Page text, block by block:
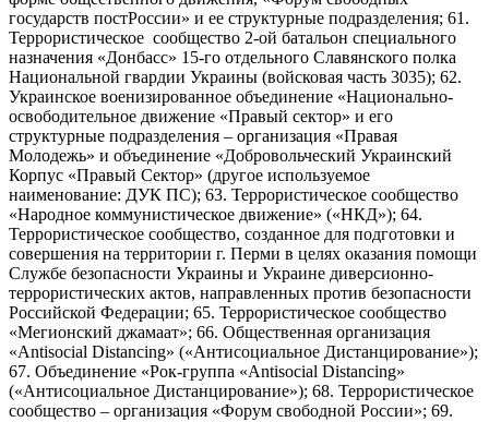
государств постРоссии» и ее структурные подразделения; 61.
Террористическое сообщество 2-ой батальон специального
назначения «Донбасс» 15-го отдельного Славянского полка
Национальной гвардии Украины (войсковая часть 3035); 62.
Украинское военизированное объединение «Национально-
освободительное движение «Правый сектор» и его
структурные подразделения – организация «Правая
Молодежь» и объединение «Добровольческий Украинский
Корпус «Правый Сектор» (другое используемое
наименование: ДУК ПС); 63. Террористическое сообщество
«Народное коммунистическое движение» («НКД»); 64.
Террористическое сообщество, созданное для подготовки и
совершения на территории г. Перми в целях оказания помощи
Службе безопасности Украины и Украине диверсионно-
террористических актов, направленных против безопасности
Российской Федерации; 65. Террористическое сообщество
«Мегионский джамаат»; 66. Общественная организация
«Antisocial Distancing» («Антисоциальное Дистанцирование»);
67. Объединение «Рок-группа «Antisocial Distancing»
(«Антисоциальное Дистанцирование»); 68. Террористическое
сообщество – организация «Форум свободной России»; 69.